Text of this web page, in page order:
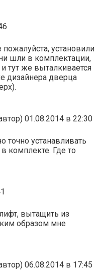
установили
шли в комплектации,
тут же выталкивается
дизайнера дверца
01.08.2014 в 22:30
устанавливать
комплекте. Где то
вытащить из
образом мне
06.08.2014 в 17:45